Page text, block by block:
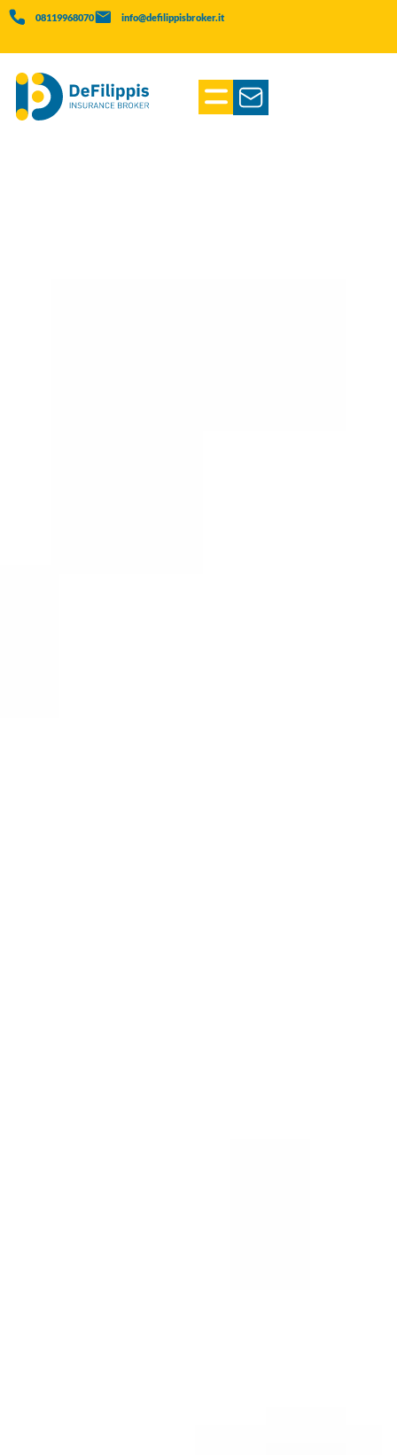
08119968070 info@defilippisbroker.it